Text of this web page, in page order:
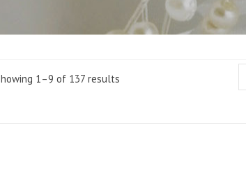
1–9 of 137 results